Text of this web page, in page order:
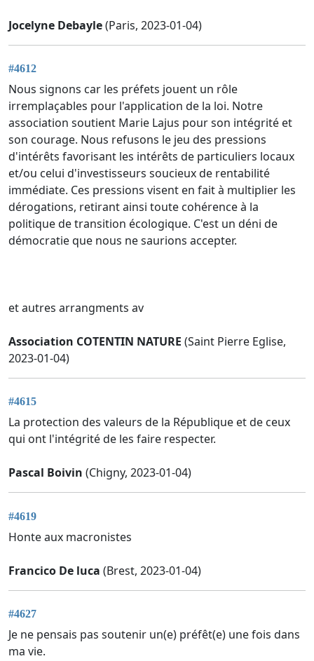
Jocelyne Debayle(Paris, 2023-01-04)
#4612
Nous signons car les préfets jouent un rôle
irremplaçables pour l'application de la loi. Notre
association soutient Marie Lajus pour son intégrité et
son courage. Nous refusons le jeu des pressions
d'intérêts favorisant les intérêts de particuliers locaux
et/ou celui d'investisseurs soucieux de rentabilité
immédiate. Ces pressions visent en fait à multiplier les
dérogations, retirant ainsi toute cohérence à la
politique de transition écologique. C'est un déni de
démocratie que nous ne saurions accepter.
et autres arrangments av
Association COTENTIN NATURE (Saint Pierre Eglise,
2023-01-04)
#4615
La protection des valeurs de la République et de ceux
qui ont l'intégrité de les faire respecter.
Pascal Boivin (Chigny, 2023-01-04)
#4619
Honte aux macronistes
Francico De luca (Brest, 2023-01-04)
#4627
Je ne pensais pas soutenir un(e) préfêt(e) une fois dans
ma vie.